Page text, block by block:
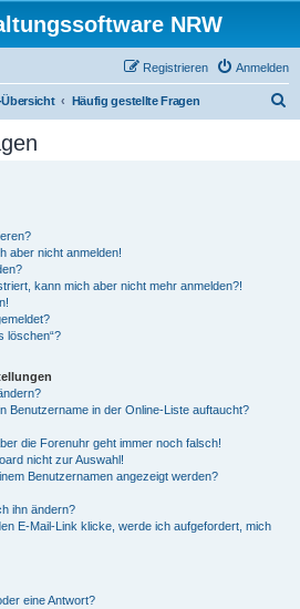
NRW
Anmelden
Registrieren
Häufig gestellte Fragen
aber nicht anmelden!
kann mich aber nicht mehr anmelden?!
löschen“?
Benutzername in der Online-Liste auftaucht?
die Forenuhr geht immer noch falsch!
nicht zur Auswahl!
Benutzernamen angezeigt werden?
ihn ändern?
E-Mail-Link klicke, werde ich aufgefordert, mich
eine Antwort?